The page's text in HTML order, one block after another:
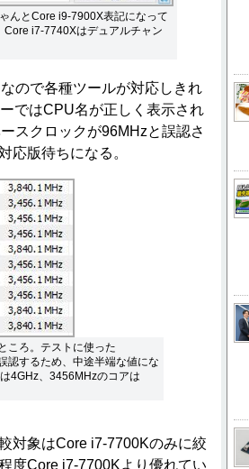
んとCore i9-7900X表記になって
i7-7740Xはデュアルチャン
ので各種ツールが対応しきれ
ではCPU名が正しく表示され
スクロックが96MHzと誤認さ
応版待ちになる。
ころ。テストに使った
認するため、中途半端な値にな
4GHz、3456MHzのコアは
対象はCore i7-7700Kのみに絞
度Core i7-7700Kより優れてい